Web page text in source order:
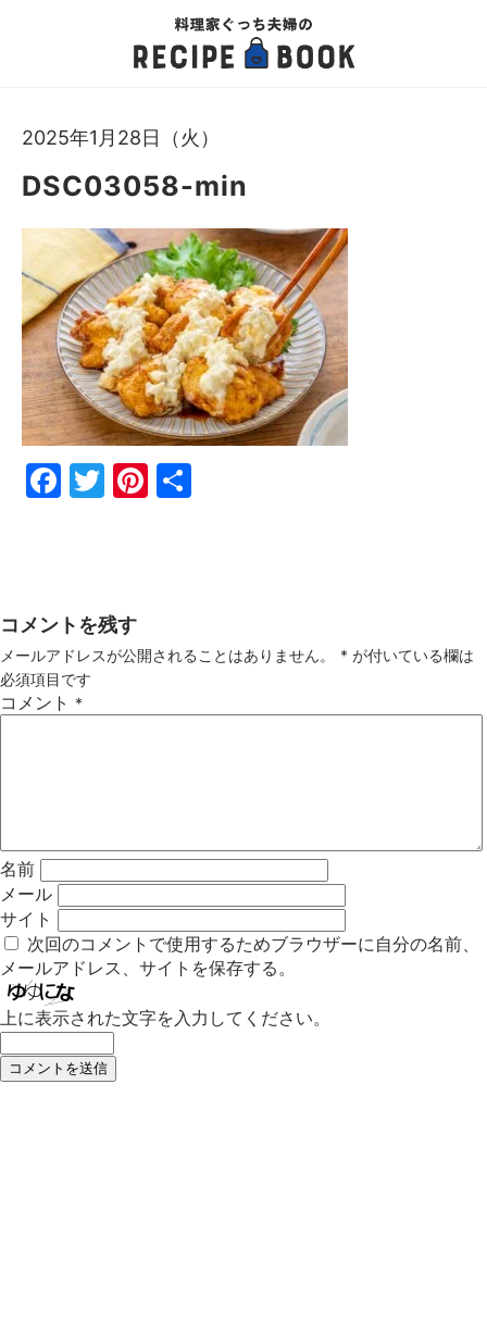
2025年1月28日（火）
DSC03058-min
Fac
Twi
Pin
コメントを残す
メールアドレスが公開されることはありません。 * が付いている欄は
必須項目です
コメント *
名前
メール
サイト
次回のコメントで使用するためブラウザーに自分の名前、
メールアドレス、サイトを保存する。
上に表示された文字を入力してください。